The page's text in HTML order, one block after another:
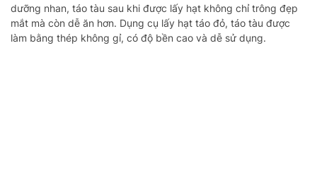
dưỡng nhan, táo tàu sau khi được lấy hạt không chỉ trông đẹp
mắt mà còn dễ ăn hơn. Dụng cụ lấy hạt táo đỏ, táo tàu được
làm bằng thép không gỉ, có độ bền cao và dễ sử dụng.